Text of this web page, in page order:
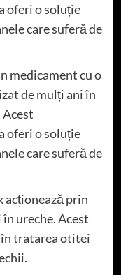
oferi o soluție
care suferă de
medicament cu o
de mulți ani în
oferi o soluție
care suferă de
prin
ureche. Acest
tratarea otitei